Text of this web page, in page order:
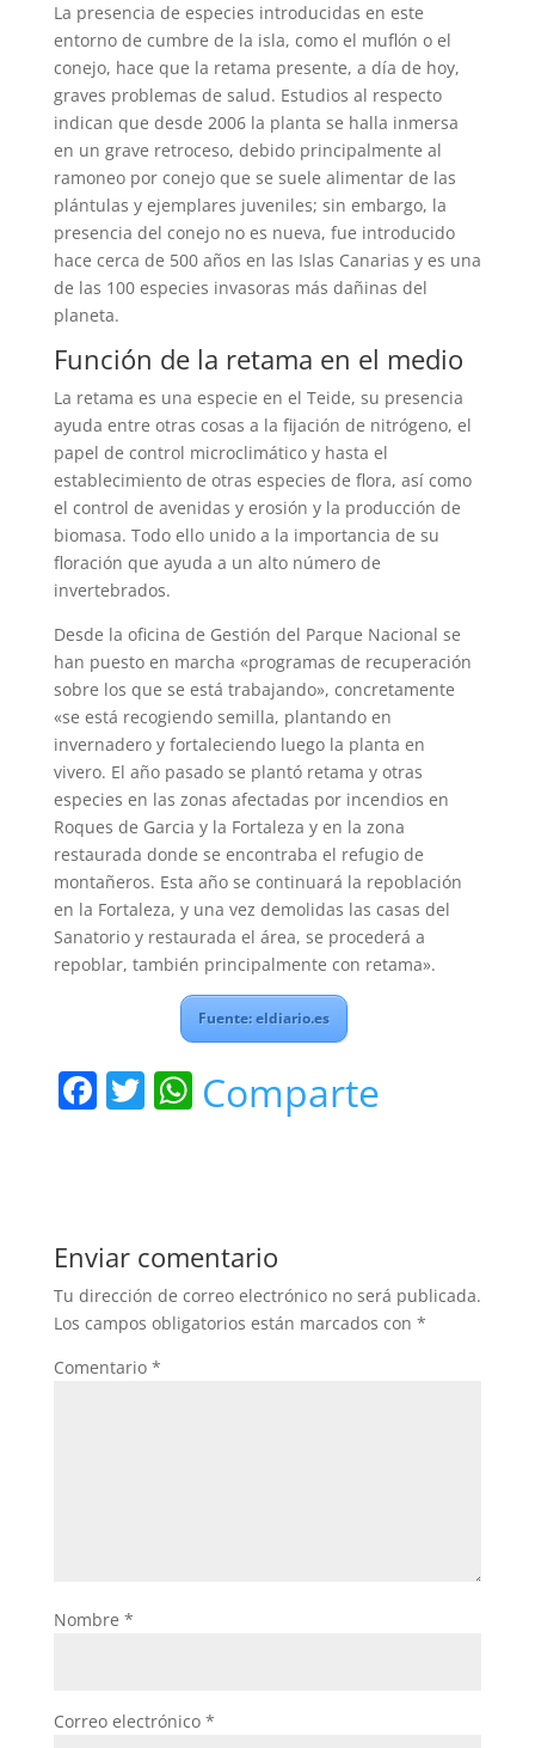
La presencia de especies introducidas en este
entorno de cumbre de la isla, como el muflón o el
conejo, hace que la retama presente, a día de hoy,
graves problemas de salud. Estudios al respecto
indican que desde 2006 la planta se halla inmersa
en un grave retroceso, debido principalmente al
ramoneo por conejo que se suele alimentar de las
plántulas y ejemplares juveniles; sin embargo, la
presencia del conejo no es nueva, fue introducido
hace cerca de 500 años en las Islas Canarias y es una
de las 100 especies invasoras más dañinas del
planeta.
Función de la retama en el medio
La retama es una especie en el Teide, su presencia
ayuda entre otras cosas a la fijación de nitrógeno, el
papel de control microclimático y hasta el
establecimiento de otras especies de flora, así como
el control de avenidas y erosión y la producción de
biomasa. Todo ello unido a la importancia de su
floración que ayuda a un alto número de
invertebrados.
Desde la oficina de Gestión del Parque Nacional se
han puesto en marcha «programas de recuperación
sobre los que se está trabajando», concretamente
«se está recogiendo semilla, plantando en
invernadero y fortaleciendo luego la planta en
vivero. El año pasado se plantó retama y otras
especies en las zonas afectadas por incendios en
Roques de Garcia y la Fortaleza y en la zona
restaurada donde se encontraba el refugio de
montañeros. Esta año se continuará la repoblación
en la Fortaleza, y una vez demolidas las casas del
Sanatorio y restaurada el área, se procederá a
repoblar, también principalmente con retama».
Fuente: eldiario.es
F
b
o
o
k
T W
A
p
p
Comparte
Enviar comentario
Tu dirección de correo electrónico no será publicada.
Los campos obligatorios están marcados con *
Comentario *
Nombre *
Correo electrónico *